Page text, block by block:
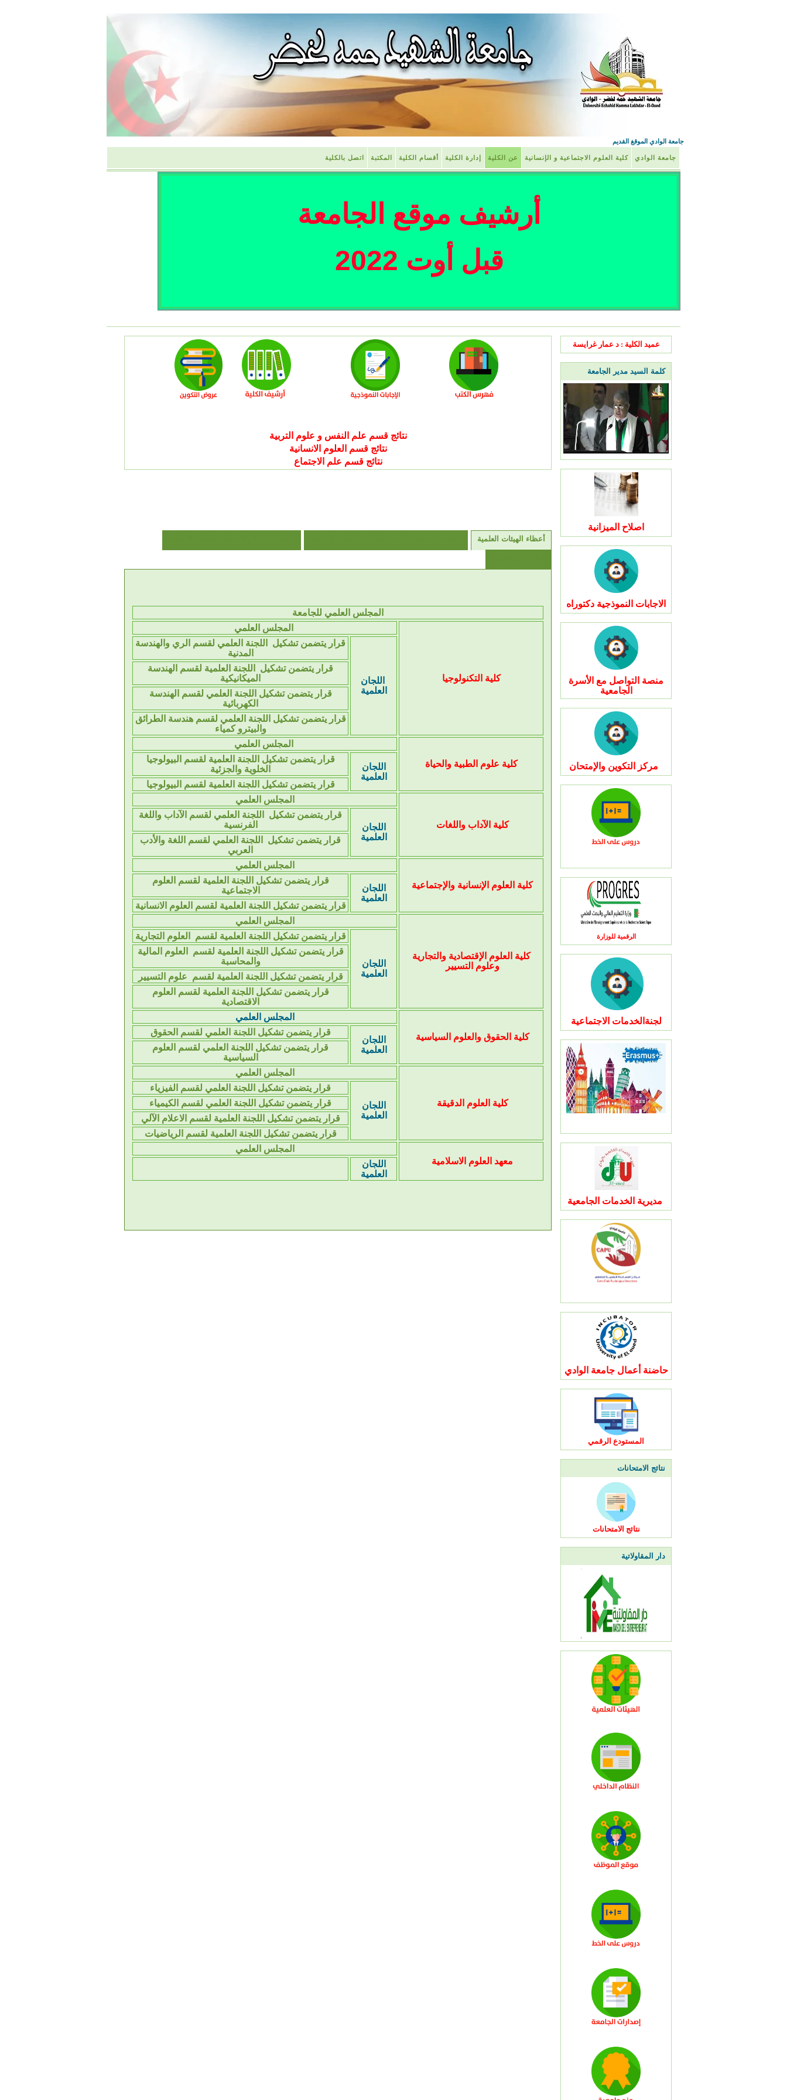
جامعة الوادي الموقغ القديم
جامعة الوادي كلية العلوم الاجتماعية و الإنسانية عن الكلية إدارة الكلية أقسام الكلية المكتبة اتصل بالكلية
أرشيف موقع الجامعة
قبل أوت 2022
عميد الكلية : د عمار غرايسة
كلمة السيد مدير الجامعة
اصلاح الميزانية
الاجابات النموذجية دكتوراه
منصة التواصل مع الأسرة
الجامعية
مركز التكوين والإمتحان
الرقمية للوزارة
لجنةالخدمات الاجتماعية
مديرية الخدمات الجامعية
حاضنة أعمال جامعة الوادي
المستودع الرقمي
نتائج الامتحانات
نتائج الامتحانات
دار المقاولاتية
نتائج قسم علم النفس و علوم التربية
نتائج قسم العلوم الانسانية
نتائج قسم علم الاجتماع
أعظاء الهيئات العلمية
المجلس العلمي للجامعة
كلية التكنولوجيا
المجلس العلمي
اللجان
العلمية
قرار يتضمن تشكيل اللجنة العلمي لقسم الري والهندسة
المدنية
قرار يتضمن تشكيل اللجنة العلمية لقسم الهندسة
الميكانيكية
قرار يتضمن تشكيل اللجنة العلمي لقسم الهندسة
الكهربائية
قرار يتضمن تشكيل اللجنة العلمي لقسم هندسة الطرائق
والبيترو كمياء
كلية علوم الطبية والحياة
المجلس العلمي
اللجان
العلمية
قرار يتضمن تشكيل اللجنة العلمية لقسم البيولوجيا
الخلوية والجزئية
قرار يتضمن تشكيل اللجنة العلمية لقسم البيولوجيا
كلية الآداب واللغات
المجلس العلمي
اللجان
العلمية
قرار يتضمن تشكيل اللجنة العلمي لقسم الآداب واللغة
الفرنسية
قرار يتضمن تشكيل اللجنة العلمي لقسم اللغة والأدب
العربي
كلية العلوم الإنسانية والإجتماعية
المجلس العلمي
اللجان
العلمية
قرار يتضمن تشكيل اللجنة العلمية لقسم العلوم
الاجتماعية
قرار يتضمن تشكيل اللجنة العلمية لقسم العلوم الانسانية
كلية العلوم الإقتصادية والتجارية
وعلوم التسيير
المجلس العلمي
اللجان
العلمية
قرار يتضمن تشكيل اللجنة العلمية لقسم العلوم التجارية
قرار يتضمن تشكيل اللجنة العلمية لقسم العلوم المالية
والمحاسبة
قرار يتضمن تشكيل اللجنة العلمية لقسم علوم التسيير
قرار يتضمن تشكيل اللجنة العلمية لقسم العلوم
الاقتصادية
كلية الحقوق والعلوم السياسية
المجلس العلمي
اللجان
العلمية
قرار يتضمن تشكيل اللجنة العلمي لقسم الحقوق
قرار يتضمن تشكيل اللجنة العلمي لقسم العلوم
السياسية
كلية العلوم الدقيقة
المجلس العلمي
اللجان
العلمية
قرار يتضمن تشكيل اللجنة العلمي لقسم الفيزياء
قرار يتضمن تشكيل اللجنة العلمي لقسم الكيمياء
قرار يتضمن تشكيل اللجنة العلمية لقسم الاعلام الآلي
قرار يتضمن تشكيل اللجنة العلمية لقسم الرياضيات
معهد العلوم الاسلامية
المجلس العلمي
اللجان
العلمية